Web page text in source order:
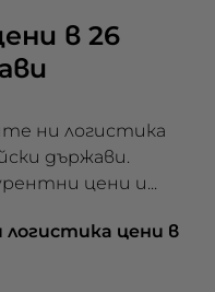
в 26
ни логистика
държави.
цени и...
логистика цени в